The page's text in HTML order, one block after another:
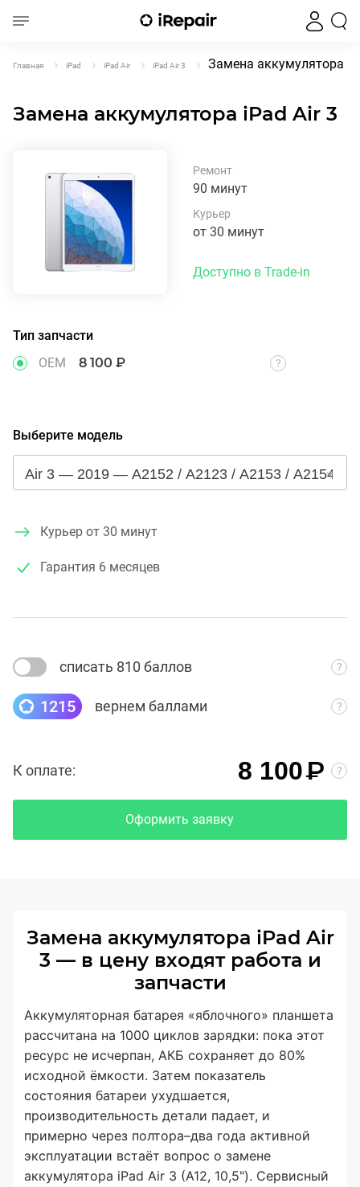
Главная iPad iPad Air iPad Air 3 Замена аккумулятора
Замена аккумулятора iPad Air 3
Ремонт
90 минут
Курьер
от 30 минут
Доступно в Trade-in
Тип запчасти
OEM
8 100 ₽
Выберите модель
Курьер от 30 минут
Гарантия 6 месяцев
списать 810 баллов
1215 вернем баллами
К оплате: 8 100₽
Оформить заявку
Замена аккумулятора iPad Air
3 — в цену входят работа и
запчасти
Аккумуляторная батарея «яблочного» планшета
рассчитана на 1000 циклов зарядки: пока этот
ресурс не исчерпан, АКБ сохраняет до 80%
исходной ёмкости. Затем показатель
состояния батареи ухудшается,
производительность детали падает, и
примерно через полтора–два года активной
эксплуатации встаёт вопрос о замене
аккумулятора iPad Air 3 (A12, 10,5"). Сервисный